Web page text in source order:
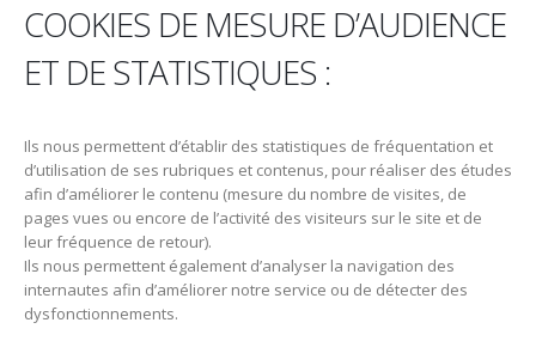
COOKIES DE MESURE D’AUDIENCE
ET DE STATISTIQUES :
Ils nous permettent d’établir des statistiques de fréquentation et
d’utilisation de ses rubriques et contenus, pour réaliser des études
afin d’améliorer le contenu (mesure du nombre de visites, de
pages vues ou encore de l’activité des visiteurs sur le site et de
leur fréquence de retour).
Ils nous permettent également d’analyser la navigation des
internautes afin d’améliorer notre service ou de détecter des
dysfonctionnements.